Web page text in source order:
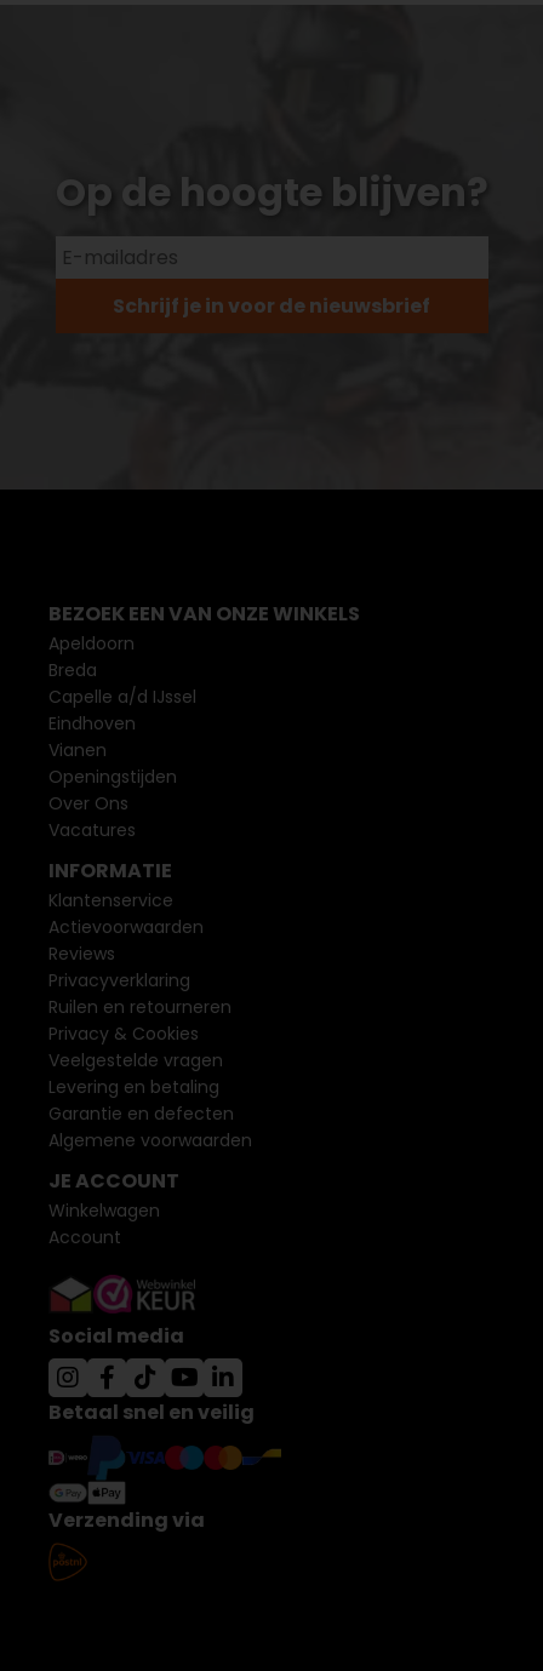
Op de hoogte blijven?
Schrijf je in voor de nieuwsbrief
BEZOEK EEN VAN ONZE WINKELS
Apeldoorn
Breda
Capelle a/d IJssel
Eindhoven
Vianen
Openingstijden
Over Ons
Vacatures
INFORMATIE
Klantenservice
Actievoorwaarden
Reviews
Privacyverklaring
Ruilen en retourneren
Privacy & Cookies
Veelgestelde vragen
Levering en betaling
Garantie en defecten
Algemene voorwaarden
JE ACCOUNT
Winkelwagen
Account
Social media
Betaal snel en veilig
Verzending via